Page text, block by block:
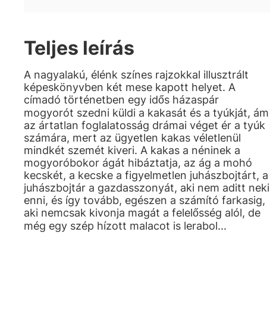
Teljes leírás
A nagyalakú, élénk színes rajzokkal illusztrált
képeskönyvben két mese kapott helyet. A
címadó történetben egy idős házaspár
mogyorót szedni küldi a kakasát és a tyúkját, ám
az ártatlan foglalatosság drámai véget ér a tyúk
számára, mert az ügyetlen kakas véletlenül
mindkét szemét kiveri. A kakas a néninek a
mogyoróbokor ágát hibáztatja, az ág a mohó
kecskét, a kecske a figyelmetlen juhászbojtárt, a
juhászbojtár a gazdasszonyát, aki nem aditt neki
enni, és így tovább, egészen a számító farkasig,
aki nemcsak kivonja magát a felelősség alól, de
még egy szép hízott malacot is lerabol...